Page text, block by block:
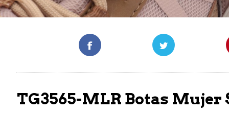
TG3565-MLR Botas Mujer